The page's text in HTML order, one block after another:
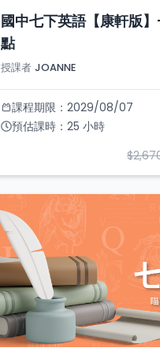
國中七下英語【康軒版】+ 康軒新命題
點
授課者 JOANNE
課程期限： 2029/08/07
預估課時： 25 小時